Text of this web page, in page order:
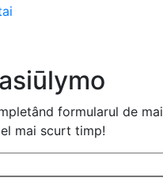
formularul de mai
mai scurt timp!